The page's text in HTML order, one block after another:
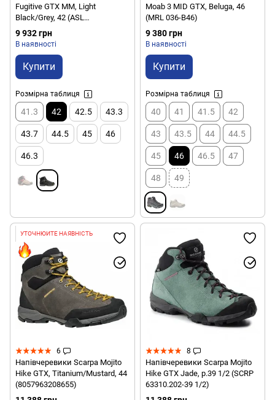
Fugitive GTX MM, Light
Black/Grey, 42 (ASL
OM3400.915-8)
9 932 грн
В наявності
Купити
Розмірна таблиця
41.3 42 42.5 43.3
43.7 44.5 45 46
46.3
Moab 3 MID GTX, Beluga, 46
(MRL 036-B46)
9 380 грн
В наявності
Купити
Розмірна таблиця
40 41 41.5 42
43 43.5 44 44.5
45 46 46.5 47
48 49
УТОЧНЮЙТЕ НАЯВНІСТЬ
6
Напівчеревики Scarpa Mojito
Hike GTX, Titanium/Mustard, 44
(8057963208655)
8
Напівчеревики Scarpa Mojito
Hike GTX Jade, р.39 1/2 (SCRP
63310.202-39 1/2)